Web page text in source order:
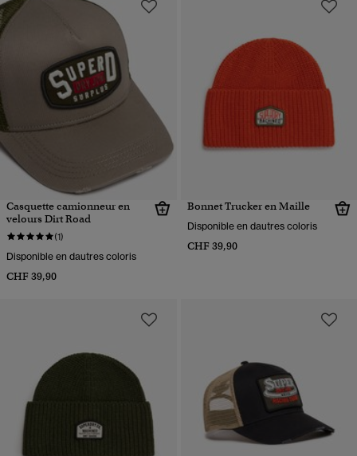
Casquette camionneur en
velours Dirt Road
(1)
Disponible en dautres coloris
CHF 39,90
Bonnet Trucker en Maille
Disponible en dautres coloris
CHF 39,90